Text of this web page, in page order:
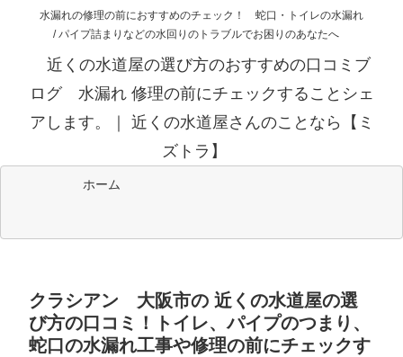
水漏れの修理の前におすすめのチェック！ 蛇口・トイレの水漏れ
/ パイプ詰まりなどの水回りのトラブルでお困りのあなたへ
近くの水道屋の選び方のおすすめの口コミブ
ログ 水漏れ 修理の前にチェックすることシェ
アします。｜ 近くの水道屋さんのことなら【ミ
ズトラ】
ホーム
クラシアン 大阪市の 近くの水道屋の選
び方の口コミ！トイレ、パイプのつまり、
蛇口の水漏れ工事や修理の前にチェックす